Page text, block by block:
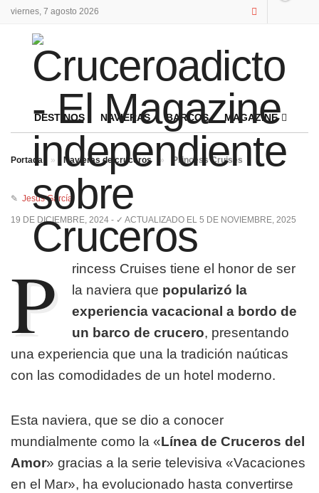
viernes, 7 agosto 2026
DESTINOS NAVIERAS BARCOS MAGAZINE
Portada » Navieras de cruceros » Princess Cruises
✎ Jesús García
19 DE DICIEMBRE, 2024 - ✓ ACTUALIZADO EL 5 DE NOVIEMBRE, 2025
P
rincess Cruises tiene el honor de ser
la naviera que popularizó la
experiencia vacacional a bordo de
un barco de crucero, presentando
una experiencia que una la tradición naúticas
con las comodidades de un hotel moderno.
Esta naviera, que se dio a conocer
mundialmente como la «Línea de Cruceros del
Amor» gracias a la serie televisiva «Vacaciones
en el Mar», ha evolucionado hasta convertirse